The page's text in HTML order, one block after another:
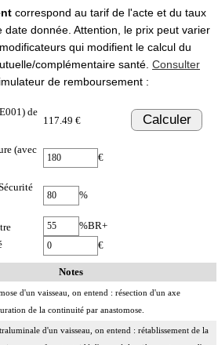
correspond au tarif de l'acte et du taux
date donnée. Attention, le prix peut varier
qui modifient le calcul du
complémentaire santé. Consulter
de remboursement :
de
117.49 € Calculer
(avec
€
%
%BR+
€
Notes
d'un vaisseau, on entend : résection d'un axe
de la continuité par anastomose.
d'un vaisseau, on entend : rétablissement de la